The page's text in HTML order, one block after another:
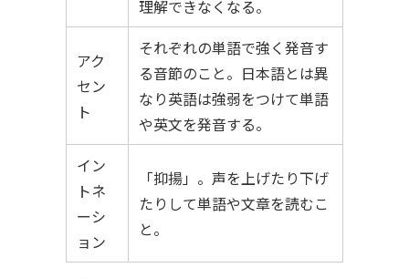
理解できなくなる。
アク
セン
ト
それぞれの単語で強く発音す
る音節のこと。日本語とは異
なり英語は強弱をつけて単語
や英文を発音する。
イン
トネ
ーシ
ョン
「抑揚」。声を上げたり下げ
たりして単語や文章を読むこ
と。